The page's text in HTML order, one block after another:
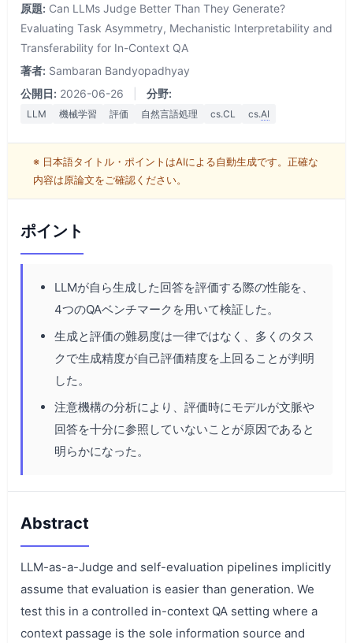
原題: Can LLMs Judge Better Than They Generate?
Evaluating Task Asymmetry, Mechanistic Interpretability and
Transferability for In-Context QA
著者: Sambaran Bandyopadhyay
公開日: 2026-06-26 分野:
LLM 機械学習 評価 自然言語処理 cs.CL cs.AI
※ 日本語タイトル・ポイントはAIによる自動生成です。正確な
内容は原論文をご確認ください。
ポイント
LLMが自ら生成した回答を評価する際の性能を、
4つのQAベンチマークを用いて検証した。
生成と評価の難易度は一律ではなく、多くのタス
クで生成精度が自己評価精度を上回ることが判明
した。
注意機構の分析により、評価時にモデルが文脈や
回答を十分に参照していないことが原因であると
明らかになった。
Abstract
LLM-as-a-Judge and self-evaluation pipelines implicitly
assume that evaluation is easier than generation. We
test this in a controlled in-context QA setting where a
context passage is the sole information source and